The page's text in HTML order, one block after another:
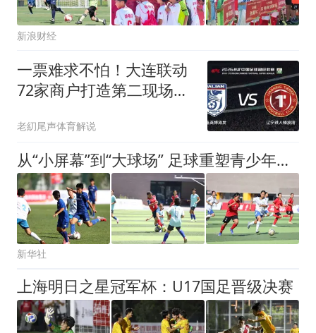
新浪财经
一票难求不怕！大连联动
72家商户打造第二现场，
老糿尾声体育解说
从“小屏幕”到“大球场” 足球重塑青少年暑期生活
新华社
上海明日之星冠军杯：U17国足晋级决赛